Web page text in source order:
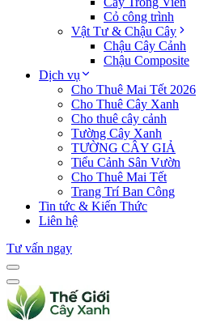
Cỏ công trình
Vật Tư & Chậu Cây
Chậu Cây Cảnh
Chậu Composite
Dịch vụ
Cho Thuê Mai Tết 2026
Cho Thuê Cây Xanh
Cho thuê cây cảnh
Tường Cây Xanh
TƯỜNG CÂY GIẢ
Tiểu Cảnh Sân Vườn
Cho Thuê Mai Tết
Trang Trí Ban Công
Tin tức & Kiến Thức
Liên hệ
Tư vấn ngay